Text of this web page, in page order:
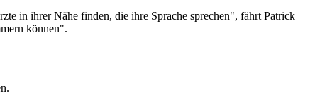
in ihrer Nähe finden, die ihre Sprache sprechen", fährt Patrick
können".